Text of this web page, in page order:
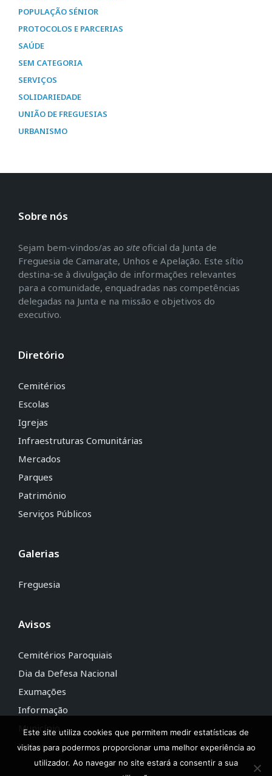
POPULAÇÃO SÉNIOR
PROTOCOLOS E PARCERIAS
SAÚDE
SEM CATEGORIA
SERVIÇOS
SOLIDARIEDADE
UNIÃO DE FREGUESIAS
URBANISMO
Sobre nós
Sejam bem-vindos/as ao site oficial da Junta de
Freguesia de Camarate, Unhos e Apelação. Este sítio
destina-se à divulgação de informações relevantes
para a comunidade, enquadradas nas competências
delegadas na Junta e na missão e objetivos do
executivo.
Diretório
Cemitérios
Escolas
Igrejas
Infraestruturas Comunitárias
Mercados
Parques
Património
Serviços Públicos
Galerias
Freguesia
Avisos
Cemitérios Paroquiais
Dia da Defesa Nacional
Exumações
Informação
Município
Unhos
Este site utiliza cookies que permitem medir estatísticas de
visitas para podermos proporcionar uma melhor experiência ao
utilizador. Ao navegar no site estará a consentir a sua